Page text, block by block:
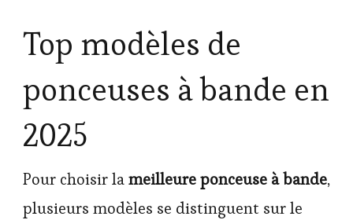
Top modèles de
ponceuses à bande en
2025
Pour choisir lameilleure ponceuse à bande,
plusieurs modèles se distinguent sur le